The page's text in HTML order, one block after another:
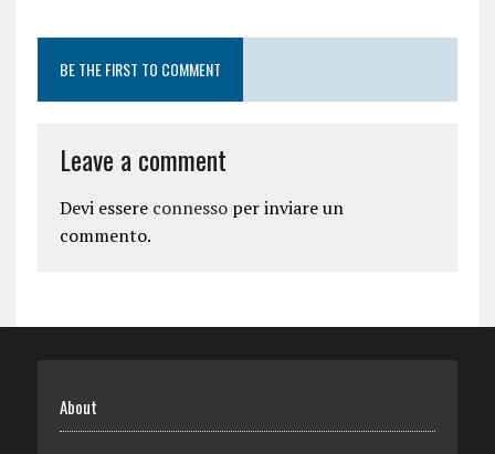
BE THE FIRST TO COMMENT
Leave a comment
Devi essere connessoper inviare un
commento.
About